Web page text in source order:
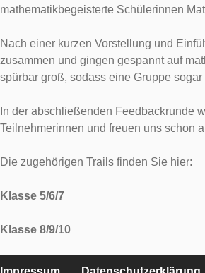
mathematikbegeisterte Schülerinnen
Nach einer kurzen Vorstellung und
zusammen und gingen gespannt auf
spürbar groß, sodass eine Gruppe
In der abschließenden Feedbackrunde
Teilnehmerinnen und freuen uns schon
Die zugehörigen Trails finden Sie hier:
Klasse 5/6/7
Klasse 8/9/10